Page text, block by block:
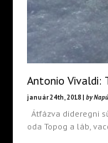
Antonio Vivaldi:
január 24th, 2018 | by
Átfázva dideregni
oda Topog a láb,